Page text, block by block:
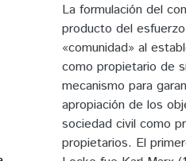
La formulación del
producto del
«comunidad» al
como propietario de
mecanismo para
apropiación de los
sociedad civil como
propietarios. El